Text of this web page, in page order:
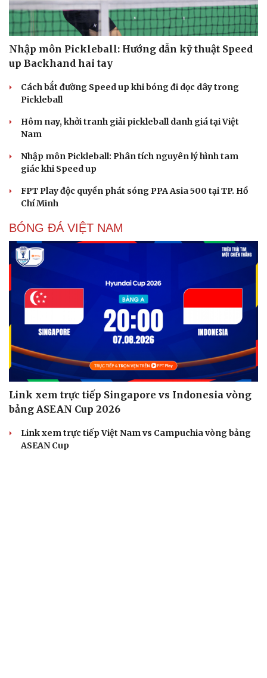
Nhập môn Pickleball: Hướng dẫn kỹ thuật Speed
up Backhand hai tay
Cách bắt đường Speed up khi bóng đi dọc dây trong
Pickleball
Hôm nay, khởi tranh giải pickleball danh giá tại Việt
Nam
Nhập môn Pickleball: Phân tích nguyên lý hình tam
giác khi Speed up
FPT Play độc quyền phát sóng PPA Asia 500 tại TP. Hồ
Chí Minh
BÓNG ĐÁ VIỆT NAM
Link xem trực tiếp Singapore vs Indonesia vòng
bảng ASEAN Cup 2026
Link xem trực tiếp Việt Nam vs Campuchia vòng bảng
ASEAN Cup